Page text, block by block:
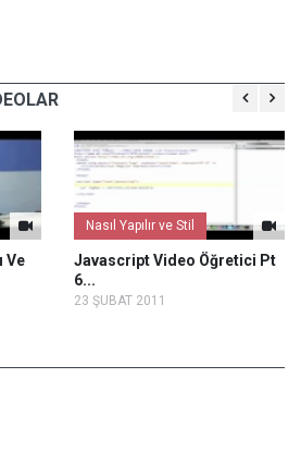
Ve
Nasıl Yapılır ve Stil
Javascript Video Öğretici Pt
6...
23 ŞUBAT 2011